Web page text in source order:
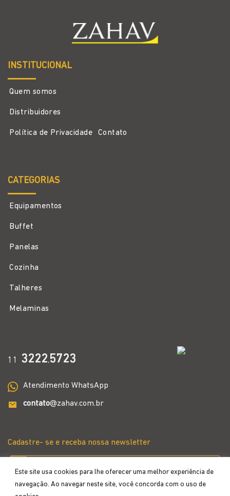
Este site usa cookies para lhe oferecer uma melhor experiência de
navegação. Ao navegar neste site, você concorda com o uso de
INSTITUCIONAL
Quem somos
Distribuidores
Política de Privacidade Contato
CATEGORIAS
Equipamentos
Buffet
Panelas
Cozinha
Talheres
Melaminas
11 3222.5723
Atendimento WhatsApp
contato@zahav.com.br
Cadastre- se e receba nossa newsletter